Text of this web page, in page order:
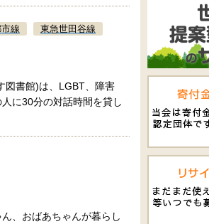
線 東急世田谷線
図書館)は、LGBT、障害
に30分の対話時間を貸し
、おばあちゃんが暮らし